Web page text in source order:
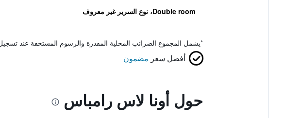
Double room، نوع السرير غير معروف
*يشمل المجموع الضرائب المحلية المقدرة والرسوم المستحقة عند
أفضل سعر مضمون
حول أونا لاس رامباس